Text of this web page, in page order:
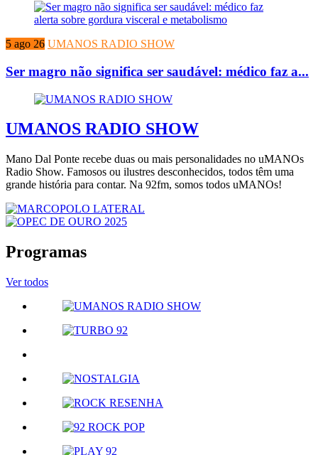
5 ago 26 UMANOS RADIO SHOW
Ser magro não significa ser saudável: médico faz a...
UMANOS RADIO SHOW
Mano Dal Ponte recebe duas ou mais personalidades no uMANOs
Radio Show. Famosos ou ilustres desconhecidos, todos têm uma
grande história para contar. Na 92fm, somos todos uMANOs!
Programas
Ver todos